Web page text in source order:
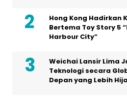
Hong Kong Hadirkan
Bertema Toy Story 5
Harbour City”
Weichai Lansir Lima
Teknologi secara
Depan yang Lebih